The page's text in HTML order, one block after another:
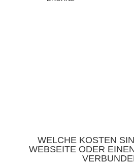
WELCHE KOSTEN
WEBSEITE ODER